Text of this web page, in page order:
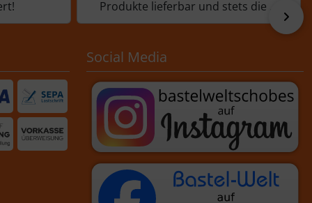
Produkte lieferbar und stets die ...
vor
Social Media